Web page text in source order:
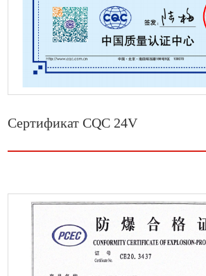
Сертификат CQC 24V